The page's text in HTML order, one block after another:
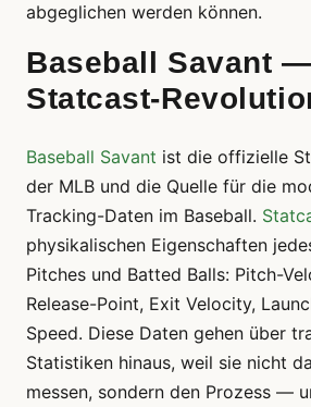
abgeglichen werden können.
Baseball Savant
Statcast-
Baseball Savant ist die offizielle
der MLB und die Quelle für die
Tracking-Daten im Baseball.
physikalischen Eigenschaften
Pitches und Batted Balls: Pitch-
Release-Point, Exit Velocity,
Speed. Diese Daten gehen über
Statistiken hinaus, weil sie nicht
messen, sondern den Prozess —